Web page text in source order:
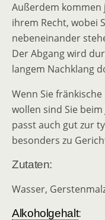
Außerdem kommen
ihrem Recht, wobei
nebeneinander
Der Abgang wird
langem Nachklang
Wenn Sie
wollen sind Sie
passt auch gut zur
besonders zu
Zutaten:
Wasser,
Alkoholgehalt: